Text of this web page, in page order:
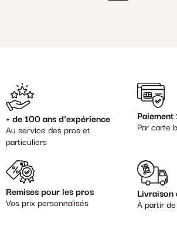
+ de 100 ans d'expérience
Au service des pros et
particuliers
Paiement
Par carte
Remises pour les pros
Vos prix personnalisés
Livraison
À partir